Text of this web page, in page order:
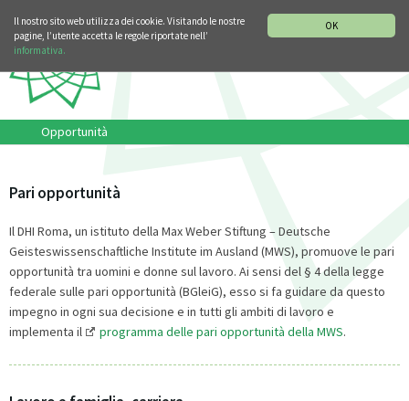
OK
Il nostro sito web utilizza dei cookie. Visitando le nostre
pagine, l’utente accetta le regole riportate nell’
informativa.
Opportunità
Pari opportunità
Il DHI Roma, un istituto della Max Weber Stiftung – Deutsche
Geisteswissenschaftliche Institute im Ausland (MWS), promuove le pari
opportunità tra uomini e donne sul lavoro. Ai sensi del § 4 della legge
federale sulle pari opportunità (BGleiG), esso si fa guidare da questo
impegno in ogni sua decisione e in tutti gli ambiti di lavoro e
implementa il
programma delle pari opportunità della MWS.